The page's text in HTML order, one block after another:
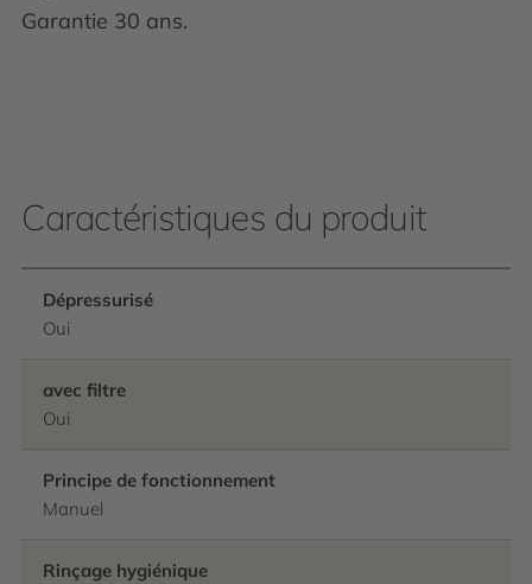
Garantie 30 ans.
Caractéristiques du produit
Dépressurisé
Oui
avec filtre
Oui
Principe de fonctionnement
Manuel
Rinçage hygiénique